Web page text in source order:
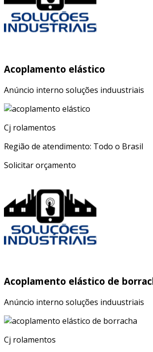
Acoplamento elástico
Anúncio interno soluções induustriais
Cj rolamentos
Região de atendimento: Todo o Brasil
Solicitar orçamento
Acoplamento elástico de
Anúncio interno soluções induustriais
Cj rolamentos